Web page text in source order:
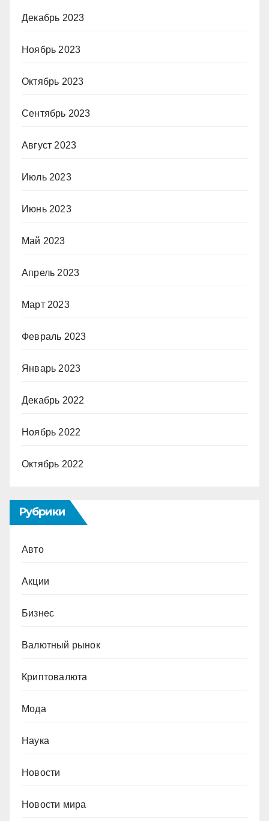
Декабрь 2023
Ноябрь 2023
Октябрь 2023
Сентябрь 2023
Август 2023
Июль 2023
Июнь 2023
Май 2023
Апрель 2023
Март 2023
Февраль 2023
Январь 2023
Декабрь 2022
Ноябрь 2022
Октябрь 2022
Рубрики
Авто
Акции
Бизнес
Валютный рынок
Криптовалюта
Мода
Наука
Новости
Новости мира